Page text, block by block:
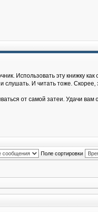
Использовать эту книжку
И читать тоже. Скорее,
от самой затеи. Удачи вам
Поле сортировки